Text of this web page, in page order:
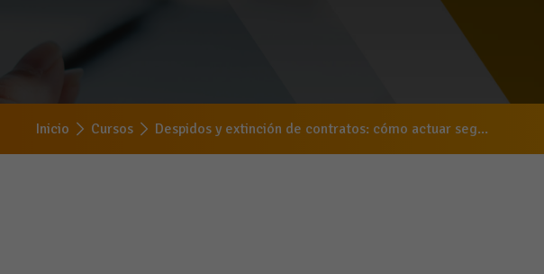
Inicio Cursos Despidos y extinción de contratos: cómo actuar seg...